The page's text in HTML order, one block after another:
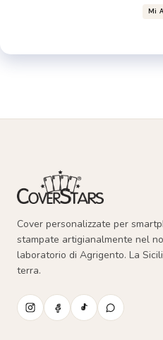
Mi
Cover personalizzate per
stampate artigianalmente nel
laboratorio di Agrigento. La
terra.